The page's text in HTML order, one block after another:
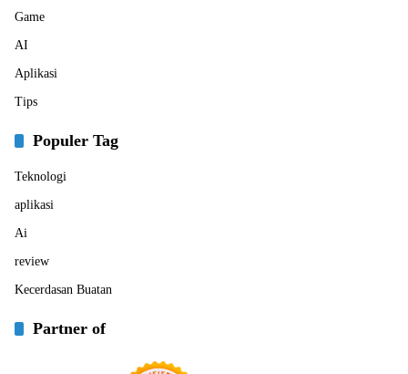
Game
AI
Aplikasi
Tips
Populer Tag
Teknologi
aplikasi
Ai
review
Kecerdasan Buatan
Partner of